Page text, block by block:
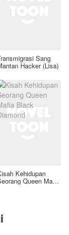
Sang
Hacker (Lisa)
Kehidupan
Queen Mafia